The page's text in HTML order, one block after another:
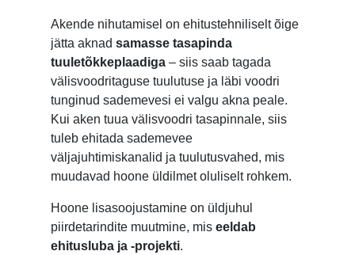
Akende nihutamisel on ehitustehniliselt õige
jätta aknad samasse tasapinda
tuuletõkkeplaadiga – siis saab tagada
välisvoodritaguse tuulutuse ja läbi voodri
tunginud sademevesi ei valgu akna peale.
Kui aken tuua välisvoodri tasapinnale, siis
tuleb ehitada sademevee
väljajuhtimiskanalid ja tuulutusvahed, mis
muudavad hoone üldilmet oluliselt rohkem.
Hoone lisasoojustamine on üldjuhul
piirdetarindite muutmine, mis eeldab
ehitusluba ja -projekti.